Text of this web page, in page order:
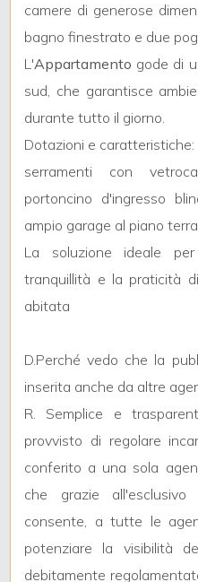
camere di generose
bagno finestrato e due
L'Appartamento gode di
sud, che garantisce
durante tutto il giorno.
Dotazioni e caratteristiche:
serramenti con
portoncino d'ingresso
ampio garage al piano
La soluzione ideale
tranquillità e la praticità
abitata
D.Perché vedo che la
inserita anche da altre
R. Semplice e
provvisto di regolare
conferito a una sola
che grazie all'esclusivo
consente, a tutte le
potenziare la visibilità
debitamente
2
3
4
5
5+
Bagni
minimi
Qualsiasi
1